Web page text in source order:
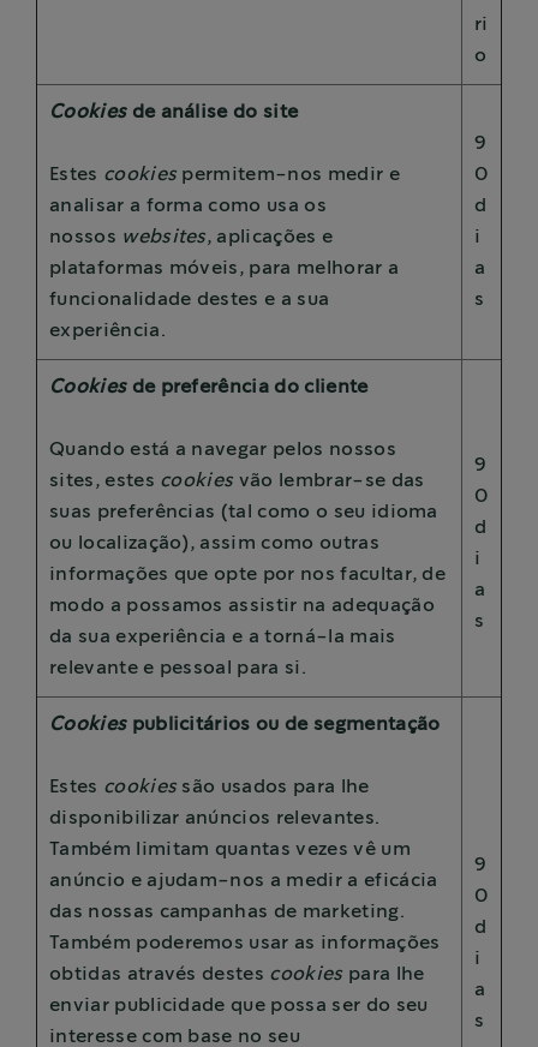
ri
o
Cookiesde análise do site
Estes cookies permitem-nos medir e
analisar a forma como usa os
nossos websites, aplicações e
plataformas móveis, para melhorar a
funcionalidade destes e a sua
experiência.
9
0
d
i
a
s
Cookiesde preferência do cliente
Quando está a navegar pelos nossos
sites, estes cookies vão lembrar-se das
suas preferências (tal como o seu idioma
ou localização), assim como outras
informações que opte por nos facultar, de
modo a possamos assistir na adequação
da sua experiência e a torná-la mais
relevante e pessoal para si.
9
0
d
i
a
s
Cookies publicitários ou de segmentação
Estes cookies são usados para lhe
disponibilizar anúncios relevantes.
Também limitam quantas vezes vê um
anúncio e ajudam-nos a medir a eficácia
das nossas campanhas de marketing.
Também poderemos usar as informações
obtidas através destes cookies para lhe
enviar publicidade que possa ser do seu
interesse com base no seu
9
0
d
i
a
s